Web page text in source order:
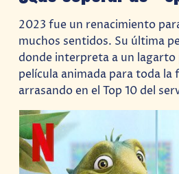
2023 fue un renacimiento
muchos sentidos. Su última
donde interpreta a un lagarto
película animada para toda la
arrasando en el Top 10 del